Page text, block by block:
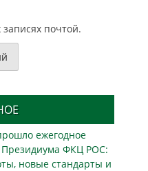
почтой.
ежегодное
Президиума ФКЦ РОС:
новые стандарты и